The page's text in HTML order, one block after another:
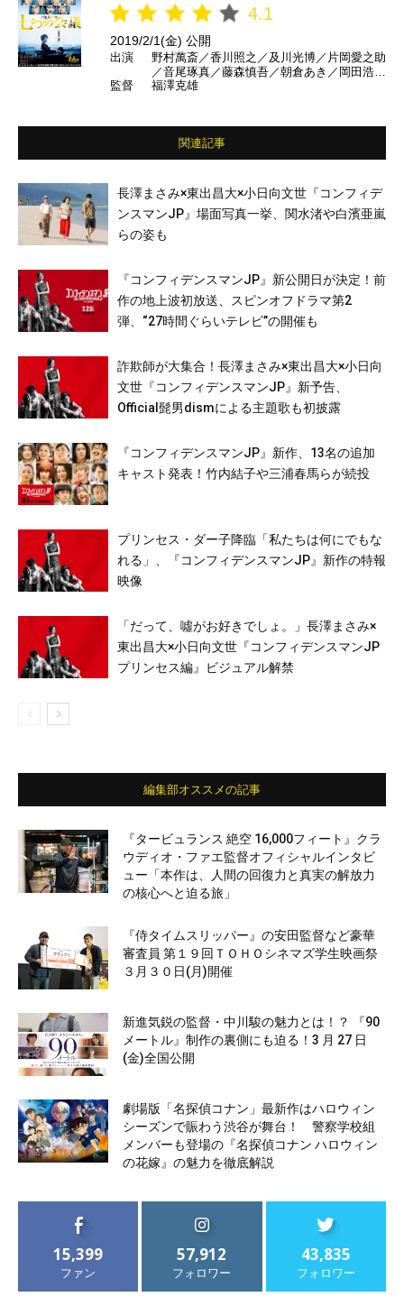
4.1
2019/2/1(金) 公開
出演
野村萬斎／香川照之／及川光博／片岡愛之助
／音尾琢真／藤森慎吾／朝倉あき／岡田浩暉
／木下ほうか／吉田羊／土屋太鳳／小泉孝太
欣也 ほか
監督 福澤克雄
関連記事
長澤まさみ×東出昌大×小日向文世『コンフィデ
ンスマンJP』場面写真一挙、関水渚や白濱亜嵐
らの姿も
『コンフィデンスマンJP』新公開日が決定！前
作の地上波初放送、スピンオフドラマ第2
弾、“27時間ぐらいテレビ”の開催も
詐欺師が大集合！長澤まさみ×東出昌大×小日向
文世『コンフィデンスマンJP』新予告、
Official髭男dismによる主題歌も初披露
『コンフィデンスマンJP』新作、13名の追加
キャスト発表！竹内結子や三浦春馬らが続投
プリンセス・ダー子降臨「私たちは何にでもな
れる」、『コンフィデンスマンJP』新作の特報
映像
「だって、噓がお好きでしょ。」長澤まさみ×
東出昌大×小日向文世『コンフィデンスマンJP
プリンセス編』ビジュアル解禁
編集部オススメの記事
『タービュランス 絶空 16,000フィート』クラ
ウディオ・ファエ監督オフィシャルインタビ
ュー「本作は、人間の回復力と真実の解放力
の核心へと迫る旅」
『侍タイムスリッパー』の安田監督など豪華
審査員 第１９回ＴＯＨＯシネマズ学生映画祭
３月３０日(月)開催
新進気鋭の監督・中川駿の魅力とは！？ 『90
メートル』制作の裏側にも迫る！3 月 27 日
(金)全国公開
劇場版「名探偵コナン」最新作はハロウィン
シーズンで賑わう渋谷が舞台！ 警察学校組
メンバーも登場の『名探偵コナン ハロウィン
の花嫁』の魅力を徹底解説
15,399
ファン
57,912
フォロワー
43,835
フォロワー